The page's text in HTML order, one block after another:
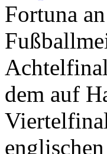
Fortuna
dem auf